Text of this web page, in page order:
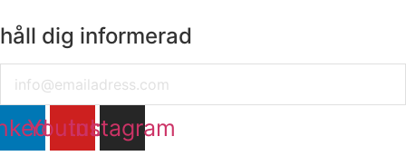
håll dig informerad
Youtube
Instagram